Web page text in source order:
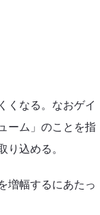
くなる。なおゲイ
ーム」のことを指
り込める。
増幅するにあたっ